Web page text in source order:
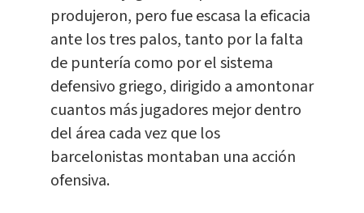
produjeron, pero fue escasa la eficacia
ante los tres palos, tanto por la falta
de puntería como por el sistema
defensivo griego, dirigido a amontonar
cuantos más jugadores mejor dentro
del área cada vez que los
barcelonistas montaban una acción
ofensiva.